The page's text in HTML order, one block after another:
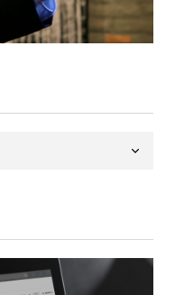
Meditation (English and Español) - A Gift of Liberation 30: Navigating The Great Journey, Understanding the Wheel of Life (2018, Mexico)
2. Meditation (English Only) - A Gift of Liberation 30: Navigating The Great Journey, Understanding the Wheel of Life (2018, Mexico) - Geshe Michael Roach